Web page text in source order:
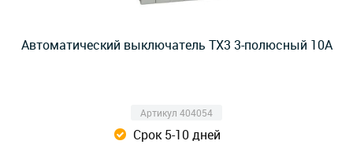
Автоматический выключатель TX3 3-полюсный 10А
Артикул 404054
Срок 5-10 дней